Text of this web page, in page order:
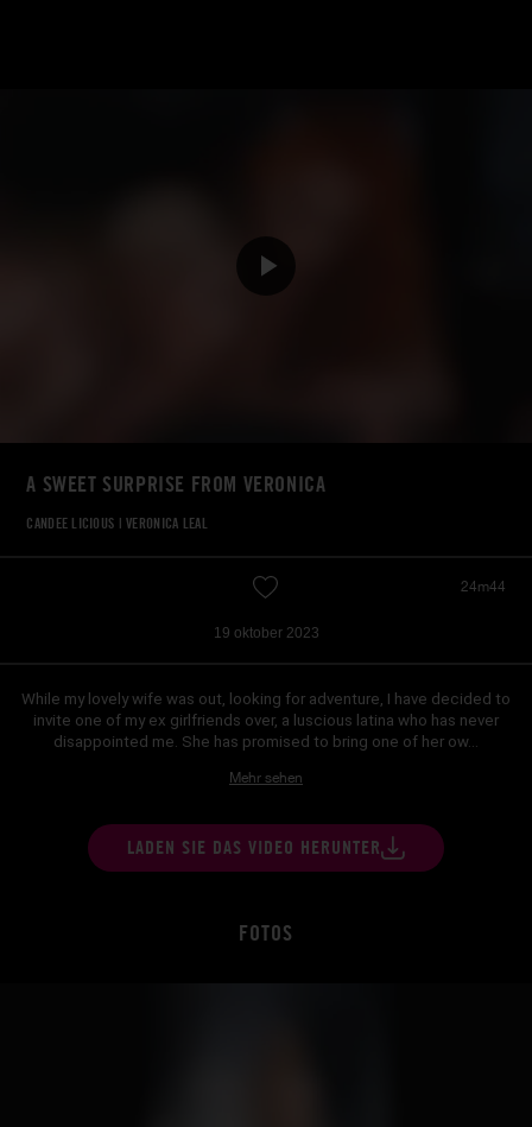
A SWEET SURPRISE FROM VERONICA
CANDEE LICIOUS |VERONICA LEAL
24m44
19 oktober 2023
While my lovely wife was out, looking for adventure, I have decided to
invite one of my ex girlfriends over, a luscious latina who has never
disappointed me. She has promised to bring one of her ow...
Mehr sehen
LADEN SIE DAS VIDEO HERUNTER
FOTOS